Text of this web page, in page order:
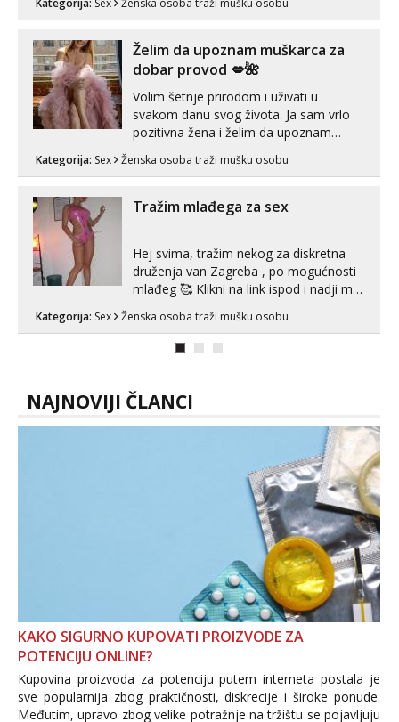
Pusenje i gutanje sperme Erotsko rublje
tijelu Iskljucivo neradim analni !!! I
neljubim se Wha...
Kategorija: Sex Ženska osoba traži mušku osobu
Želim da upoznam muškarca za
dobar provod 💋🌺
Volim šetnje prirodom i uživati u
svakom danu svog života. Ja sam vrlo
pozitivna žena i želim da upoznam
može i nešto više.💋🌺 Klikni na link
Kategorija: Sex Ženska osoba traži mušku osobu
Tražim mlađega za sex
Hej svima, tražim nekog za diskretna
druženja van Zagreba , po mogućnosti
mlađeg 🥰 Klikni na link ispod i nadji me
Kategorija: Sex Ženska osoba traži mušku osobu
NAJNOVIJI ČLANCI
KAKO SIGURNO KUPOVATI PROIZVODE ZA
POTENCIJU ONLINE?
Kupovina proizvoda za potenciju putem interneta postala je
sve popularnija zbog praktičnosti, diskrecije i široke ponude.
Međutim, upravo zbog velike potražnje na tržištu se pojavljuju